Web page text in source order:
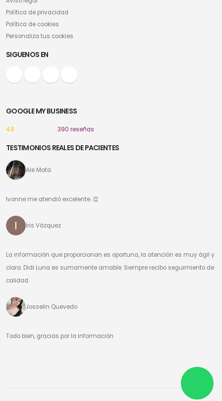
Política de privacidad
Política de cookies
Personaliza tus cookies
SIGUENOS EN
GOOGLE MY BUSINESS
4.8 390 reseñas
TESTIMONIOS REALES DE PACIENTES
Ale Mata
Ivonne me atendió excelente. 👏
Iris Vázquez
La información que proporcionan es oportuna, la atención es muy ágil y
clara. Didi Luna es sumamente amable. Siempre recibo seguimiento de
calidad.
Josselin Quevedo
Todo bien, gracias por la información